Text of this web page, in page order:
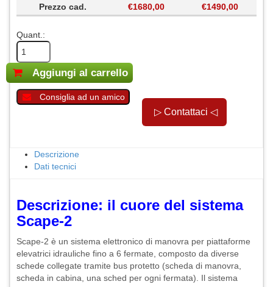
Prezzo cad.
€1680,00 €1490,00
Quant.:
Aggiungi al carrello
Consiglia ad un amico
Descrizione
Dati tecnici
Descrizione: il cuore del sistema
Scape-2
Scape-2 è un sistema elettronico di manovra per piattaforme
elevatrici idrauliche fino a 6 fermate, composto da diverse
schede collegate tramite bus protetto (scheda di manovra,
scheda in cabina, una sched per ogni fermata). Il sistema